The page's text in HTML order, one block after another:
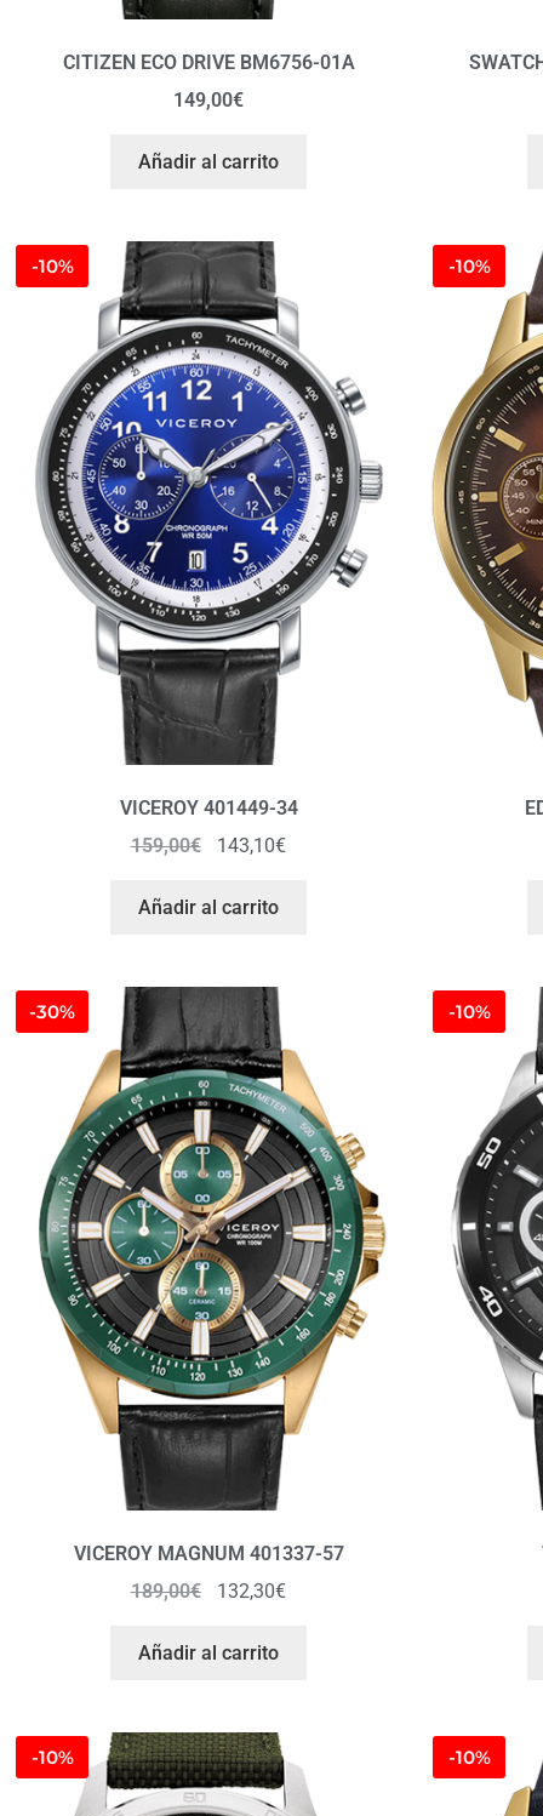
CITIZEN ECO DRIVE BM6756-01A
149,00€
Añadir al carrito
-10%
VICEROY 401449-34
159,00€ 143,10€
Añadir al carrito
-10%
-30%
VICEROY MAGNUM 401337-57
189,00€ 132,30€
Añadir al carrito
-10%
-10% -10%